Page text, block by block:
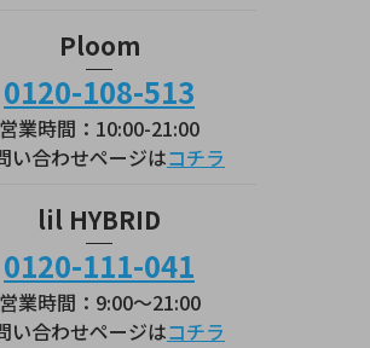
Ploom
0120-108-513
営業時間：10:00-21:00
い合わせページはコチラ
lil HYBRID
0120-111-041
営業時間：9:00～21:00
い合わせページはコチラ